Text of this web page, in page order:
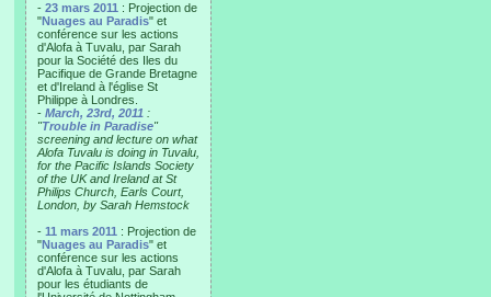
- 23 mars 2011 : Projection de
"Nuages au Paradis" et
conférence sur les actions
d'Alofa à Tuvalu, par Sarah
pour la Société des Iles du
Pacifique de Grande Bretagne
et d'Ireland à l'église St
Philippe à Londres.
- March, 23rd, 2011 :
"Trouble in Paradise"
screening and lecture on what
Alofa Tuvalu is doing in Tuvalu,
for the Pacific Islands Society
of the UK and Ireland at St
Philips Church, Earls Court,
London, by Sarah Hemstock
- 11 mars 2011 : Projection de
"Nuages au Paradis" et
conférence sur les actions
d'Alofa à Tuvalu, par Sarah
pour les étudiants de